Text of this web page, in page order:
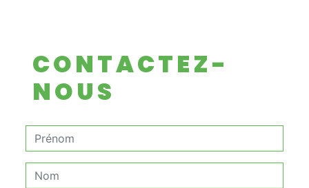
CONTACTEZ-
NOUS